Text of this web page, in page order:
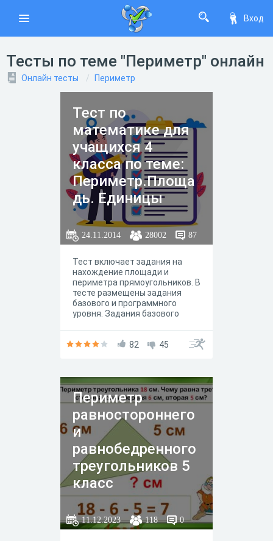
Вход
Тесты по теме "Периметр" онлайн
Онлайн тесты Периметр
Тест по
математике для
учащихся 4
класса по теме:
Периметр.Площа
дь. Единицы
площади
24.11.2014 28002 87
Тест включает задания на
нахождение площади и
периметра прямоугольников. В
тесте размещены задания
базового и программного
уровня. Задания базового
82
45
Периметр
равностороннего
и
равнобедренного
треугольников 5
класс
11.12.2023 118 0